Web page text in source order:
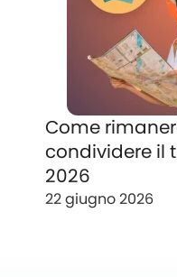
Come
condividere il
2026
22 giugno 2026